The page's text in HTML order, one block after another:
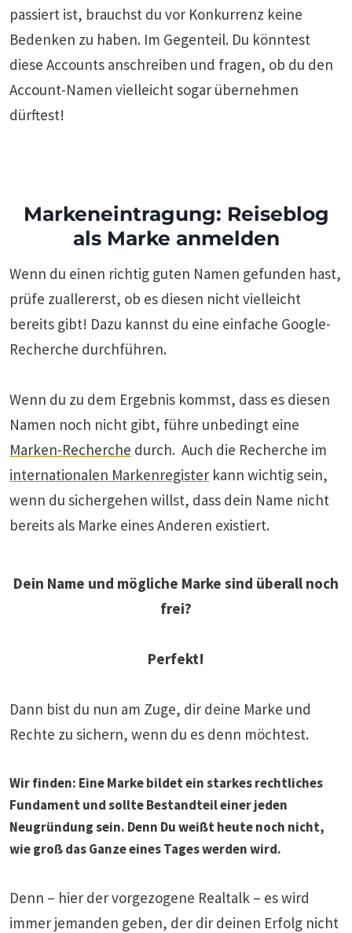
passiert ist, brauchst du vor Konkurrenz keine
Bedenken zu haben. Im Gegenteil. Du könntest
diese Accounts anschreiben und fragen, ob du den
Account-Namen vielleicht sogar übernehmen
dürftest!
Markeneintragung: Reiseblog
als Marke anmelden
Wenn du einen richtig guten Namen gefunden hast,
prüfe zuallererst, ob es diesen nicht vielleicht
bereits gibt! Dazu kannst du eine einfache Google-
Recherche durchführen.
Wenn du zu dem Ergebnis kommst, dass es diesen
Namen noch nicht gibt, führe unbedingt eine
Marken-Recherche durch. Auch die Recherche im
internationalen Markenregister kann wichtig sein,
wenn du sichergehen willst, dass dein Name nicht
bereits als Marke eines Anderen existiert.
Dein Name und mögliche Marke sind überall noch
frei?
Perfekt!
Dann bist du nun am Zuge, dir deine Marke und
Rechte zu sichern, wenn du es denn möchtest.
Wir finden: Eine Marke bildet ein starkes rechtliches
Fundament und sollte Bestandteil einer jeden
Neugründung sein. Denn Du weißt heute noch nicht,
wie groß das Ganze eines Tages werden wird.
Denn – hier der vorgezogene Realtalk – es wird
immer jemanden geben, der dir deinen Erfolg nicht